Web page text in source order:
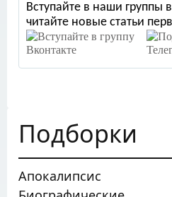
Вступайте в наши группы
читайте новые статьи
Подборки
Апокалипсис